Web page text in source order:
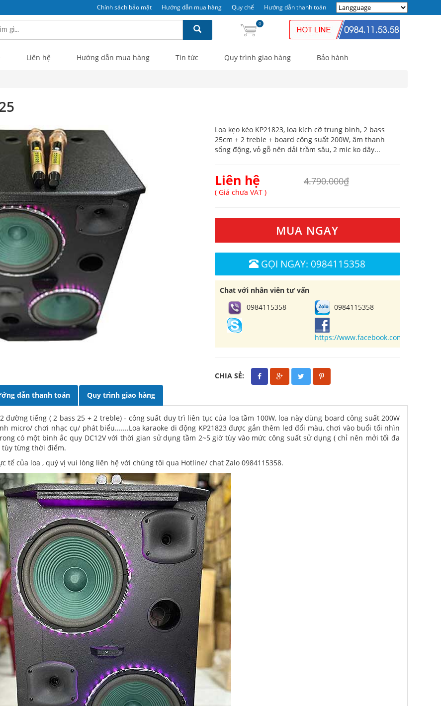
Chính sách bảo mật Hướng dẫn mua hàng Quy chế Hướng dẫn thanh toán
0
Liên hệ Hướng dẫn mua hàng Tin tức Quy trình giao hàng Bảo hành
Loa kẹo kéo KP21823, loa kích cỡ trung bình, 2 bass
25cm + 2 treble + board công suất 200W, âm thanh
sống động, vỏ gỗ nên dải trầm sâu, 2 mic ko dây...
Liên hệ 4.790.000₫
( Giá chưa VAT )
MUA NGAY
GỌI NGAY: 0984115358
Chat với nhân viên tư vấn
0984115358
0984115358
https://www.facebook.com/
CHIA SẺ:
dẫn thanh toán Quy trình giao hàng
đường tiếng ( 2 bass 25 + 2 treble) - công suất duy trì liên tục của loa tầm 100W, loa này dùng board công suất 200W
micro/ chơi nhạc cụ/ phát biểu.......Loa karaoke di động KP21823 được gắn thêm led đổi màu, chơi vào buổi tối nhìn
có một bình ắc quy DC12V với thời gian sử dụng tầm 2~5 giờ tùy vào mức công suất sử dụng ( chỉ nên mởi tối đa
tùy từng thời điểm.
tế của loa , quý vị vui lòng liên hệ với chúng tôi qua Hotline/ chat Zalo 0984115358.